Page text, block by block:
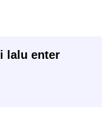
lalu enter